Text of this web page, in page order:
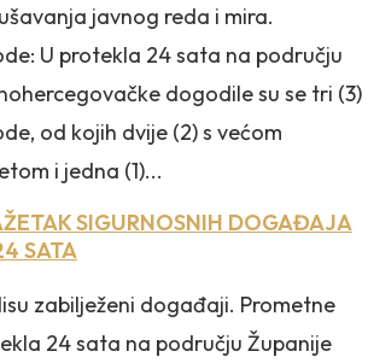
javnog reda i mira.
U protekla 24 sata na području
dogodile su se tri (3)
od kojih dvije (2) s većom
i jedna (1)...
SIGURNOSNIH DOGAĐAJA
SATA
zabilježeni događaji. Prometne
24 sata na području Županije